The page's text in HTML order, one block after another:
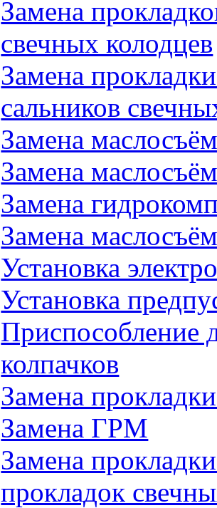
Замена
свечных колодцев
Замена
сальников
Замена
Замена
Замена
Замена
Установка
Установка
Приспособление
колпачков
Замена
Замена ГРМ
Замена
прокладок